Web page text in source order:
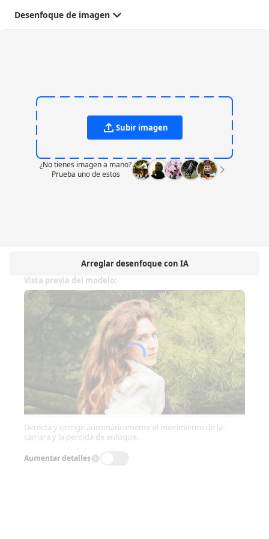
Desenfoque de imagen
Arreglar desenfoque con IA
Vista previa del modelo:
Detecta y corrige automáticamente el movimiento de la
cámara y la pérdida de enfoque.
Aumentar detalles
Subir imagen
¿No tienes imagen a mano?
Prueba uno de estos